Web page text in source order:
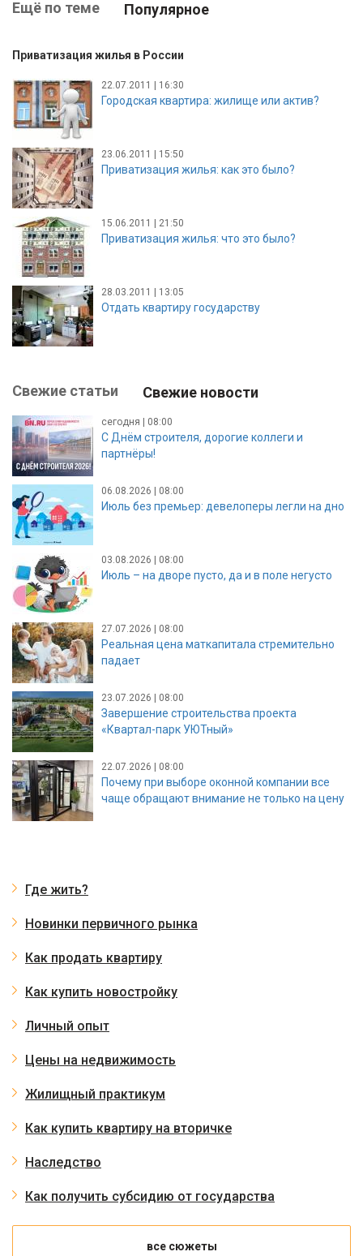
Ещё по теме Популярное
Приватизация жилья в России
22.07.2011 | 16:30
Городская квартира: жилище или актив?
23.06.2011 | 15:50
Приватизация жилья: как это было?
15.06.2011 | 21:50
Приватизация жилья: что это было?
28.03.2011 | 13:05
Отдать квартиру государству
Свежие статьи Свежие новости
сегодня | 08:00
С Днём строителя, дорогие коллеги и
партнёры!
06.08.2026 | 08:00
Июль без премьер: девелоперы легли на дно
03.08.2026 | 08:00
Июль – на дворе пусто, да и в поле негусто
27.07.2026 | 08:00
Реальная цена маткапитала стремительно
падает
23.07.2026 | 08:00
Завершение строительства проекта
«Квартал-парк УЮТный»
22.07.2026 | 08:00
Почему при выборе оконной компании все
чаще обращают внимание не только на цену
Где жить?
Новинки первичного рынка
Как продать квартиру
Как купить новостройку
Личный опыт
Цены на недвижимость
Жилищный практикум
Как купить квартиру на вторичке
Наследство
Как получить субсидию от государства
все сюжеты